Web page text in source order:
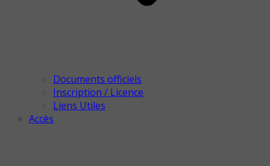
Documents officiels
Inscription / Licence
Liens Utiles
Accès